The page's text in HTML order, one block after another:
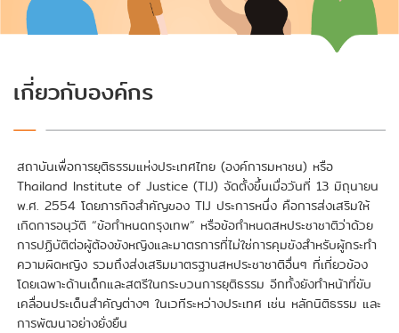
> เว็บไซต์หลัก TIJ
เกี่ยวกับองค์กร
สถาบันเพื่อการยุติธรรมแห่งประเทศไทย (องค์การมหาชน) หรือ
Thailand Institute of Justice (TIJ) จัดตั้งขึ้นเมื่อวันที่ 13 มิถุนายน
พ.ศ. 2554 โดยภารกิจสำคัญของ TIJ ประการหนึ่ง คือการส่งเสริมให้
เกิดการอนุวัติ “ข้อกำหนดกรุงเทพ” หรือข้อกำหนดสหประชาชาติว่าด้วย
การปฏิบัติต่อผู้ต้องขังหญิงและมาตรการที่ไม่ใช่การคุมขังสำหรับผู้กระทำ
ความผิดหญิง รวมถึงส่งเสริมมาตรฐานสหประชาชาติอื่นๆ ที่เกี่ยวข้อง
โดยเฉพาะด้านเด็กและสตรีในกระบวนการยุติธรรม อีกทั้งยังทำหน้าที่ขับ
เคลื่อนประเด็นสำคัญต่างๆ ในเวทีระหว่างประเทศ เช่น หลักนิติธรรม และ
การพัฒนาอย่างยั่งยืน